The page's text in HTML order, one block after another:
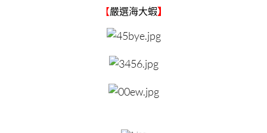
【嚴選海大蝦】